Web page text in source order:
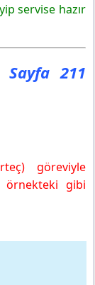
servise hazır
Sayfa 211
göreviyle
örnekteki gibi